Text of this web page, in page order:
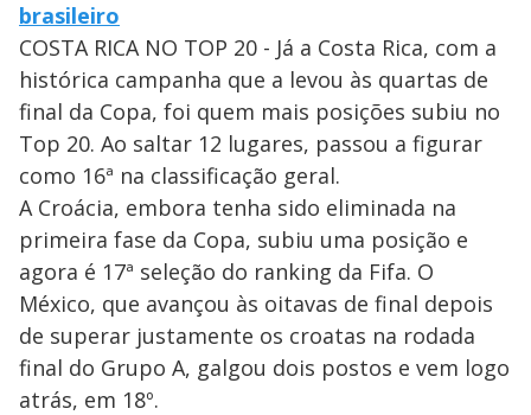
brasileiro
COSTA RICA NO TOP 20 - Já a Costa Rica, com a
histórica campanha que a levou às quartas de
final da Copa, foi quem mais posições subiu no
Top 20. Ao saltar 12 lugares, passou a figurar
como 16ª na classificação geral.
A Croácia, embora tenha sido eliminada na
primeira fase da Copa, subiu uma posição e
agora é 17ª seleção do ranking da Fifa. O
México, que avançou às oitavas de final depois
de superar justamente os croatas na rodada
final do Grupo A, galgou dois postos e vem logo
atrás, em 18º.